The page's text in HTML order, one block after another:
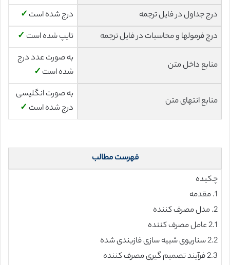
درج جداول در فایل ترجمه
درج شده است ✓
درج فرمولها و محاسبات در فایل ترجمه
تایپ شده است ✓
منابع داخل متن
به صورت عدد درج
شده است ✓
منابع انتهای متن
به صورت انگلیسی
درج شده است ✓
فهرست مطالب
چکیده
1. مقدمه
2. مدل مصرف کننده
2.1 عامل مصرف کننده
2.2 سناریوی شبیه سازی فازبندی شده
2.3 فرآیند تصمیم گیری مصرف کننده